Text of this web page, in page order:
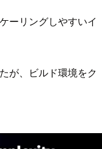
ーリングしやすいイ
が、ビルド環境をク